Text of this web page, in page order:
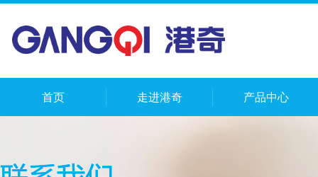
首页 走进港奇 产品中心